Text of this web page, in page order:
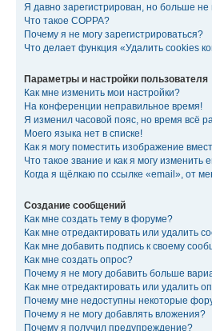
Я давно зарегистрирован, но больше не
Что такое COPPA?
Почему я не могу зарегистрироваться?
Что делает функция «Удалить cookies
Параметры и настройки пользователя
Как мне изменить мои настройки?
На конференции неправильное время!
Я изменил часовой пояс, но время всё
Моего языка нет в списке!
Как я могу поместить изображение
Что такое звание и как я могу изменить
Когда я щёлкаю по ссылке «email», от
Создание сообщений
Как мне создать тему в форуме?
Как мне отредактировать или удалить
Как мне добавить подпись к своему
Как мне создать опрос?
Почему я не могу добавить больше
Как мне отредактировать или удалить
Почему мне недоступны некоторые
Почему я не могу добавлять вложения?
Почему я получил предупреждение?